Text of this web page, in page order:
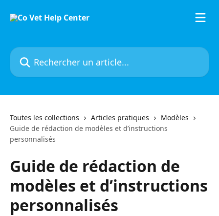
Rechercher un article...
Toutes les collections Articles pratiques
Modèles
Guide de rédaction de modèles et d’instructions
personnalisés
Guide de rédaction de
modèles et d’instructions
personnalisés